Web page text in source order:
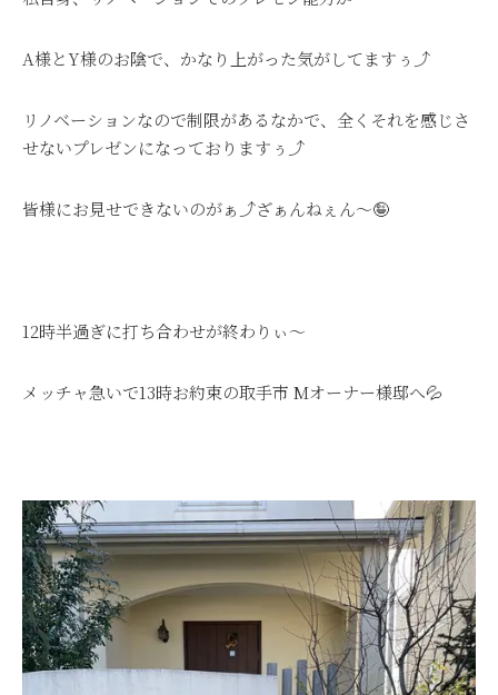
A様とY様のお陰で、かなり上がった気がしてますぅ⤴
リノベーションなので制限があるなかで、全くそれを感じさ
せないプレゼンになっておりますぅ⤴
皆様にお見せできないのがぁ⤴ざぁんねぇん～🤪
12時半過ぎに打ち合わせが終わりぃ～
メッチャ急いで13時お約束の取手市 Mオーナー様邸へ💦